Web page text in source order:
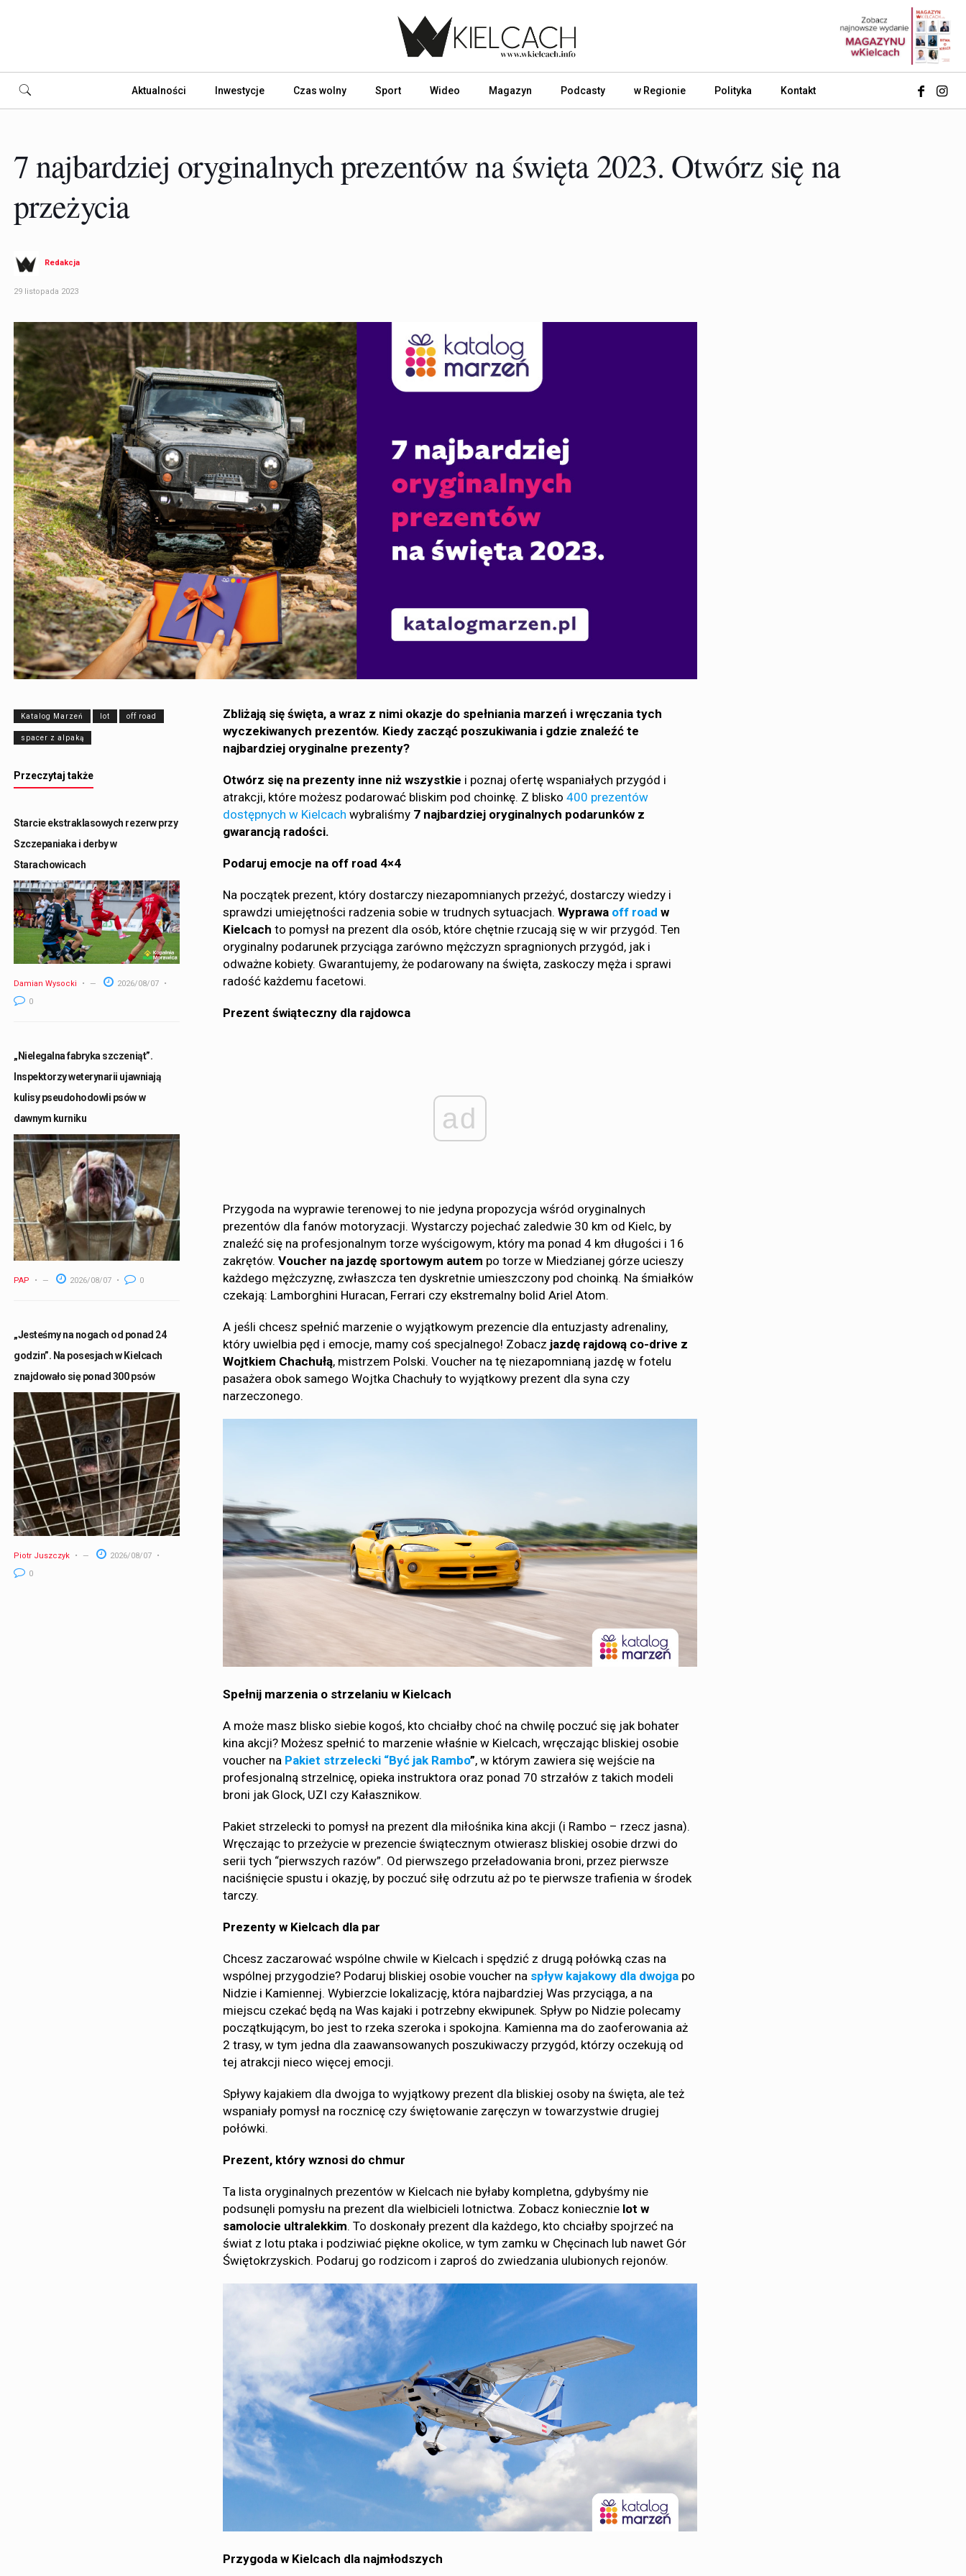
Aktualności Inwestycje Czas wolny Sport Wideo Magazyn Podcasty w Regionie Polityka Kontakt
7 najbardziej oryginalnych prezentów na święta 2023. Otwórz się na
przeżycia
Redakcja
29 listopada 2023
Katalog Marzeń lot off road
spacer z alpaką
Przeczytaj także
Starcie ekstraklasowych rezerw przy
Szczepaniaka i derby w
Starachowicach
Damian Wysocki
2026/08/07
0
„Nielegalna fabryka szczeniąt”.
Inspektorzy weterynarii ujawniają
kulisy pseudohodowli psów w
dawnym kurniku
PAP 2026/08/07 0
„Jesteśmy na nogach od ponad 24
godzin”. Na posesjach w Kielcach
znajdowało się ponad 300 psów
Piotr Juszczyk
2026/08/07
0
Zbliżają się święta, a wraz z nimi okazje do spełniania marzeń i wręczania tych
wyczekiwanych prezentów. Kiedy zacząć poszukiwania i gdzie znaleźć te
najbardziej oryginalne prezenty?
Otwórz się na prezenty inne niż wszystkie i poznaj ofertę wspaniałych przygód i
atrakcji, które możesz podarować bliskim pod choinkę. Z blisko400 prezentów
dostępnych w Kielcach wybraliśmy 7 najbardziej oryginalnych podarunków z
gwarancją radości.
Podaruj emocje na off road 4×4
Na początek prezent, który dostarczy niezapomnianych przeżyć, dostarczy wiedzy i
sprawdzi umiejętności radzenia sobie w trudnych sytuacjach.Wyprawa off road w
Kielcach to pomysł na prezent dla osób, które chętnie rzucają się w wir przygód. Ten
oryginalny podarunek przyciąga zarówno mężczyzn spragnionych przygód, jak i
odważne kobiety. Gwarantujemy, że podarowany na święta, zaskoczy męża i sprawi
radość każdemu facetowi.
Prezent świąteczny dla rajdowca
ad
Przygoda na wyprawie terenowej to nie jedyna propozycja wśród oryginalnych
prezentów dla fanów motoryzacji. Wystarczy pojechać zaledwie 30 km od Kielc, by
znaleźć się na profesjonalnym torze wyścigowym, który ma ponad 4 km długości i 16
zakrętów. Voucher na jazdę sportowym autem po torze w Miedzianej górze ucieszy
każdego mężczyznę, zwłaszcza ten dyskretnie umieszczony pod choinką. Na śmiałków
czekają: Lamborghini Huracan, Ferrari czy ekstremalny bolid Ariel Atom.
A jeśli chcesz spełnić marzenie o wyjątkowym prezencie dla entuzjasty adrenaliny,
który uwielbia pęd i emocje, mamy coś specjalnego! Zobacz jazdę rajdową co-drive z
Wojtkiem Chachułą, mistrzem Polski. Voucher na tę niezapomnianą jazdę w fotelu
pasażera obok samego Wojtka Chachuły to wyjątkowy prezent dla syna czy
narzeczonego.
Spełnij marzenia o strzelaniu w Kielcach
A może masz blisko siebie kogoś, kto chciałby choć na chwilę poczuć się jak bohater
kina akcji? Możesz spełnić to marzenie właśnie w Kielcach, wręczając bliskiej osobie
voucher na Pakiet strzelecki “Być jak Rambo”, w którym zawiera się wejście na
profesjonalną strzelnicę, opieka instruktora oraz ponad 70 strzałów z takich modeli
broni jak Glock, UZI czy Kałasznikow.
Pakiet strzelecki to pomysł na prezent dla miłośnika kina akcji (i Rambo – rzecz jasna).
Wręczając to przeżycie w prezencie świątecznym otwierasz bliskiej osobie drzwi do
serii tych “pierwszych razów”. Od pierwszego przeładowania broni, przez pierwsze
naciśnięcie spustu i okazję, by poczuć siłę odrzutu aż po te pierwsze trafienia w środek
tarczy.
Prezenty w Kielcach dla par
Chcesz zaczarować wspólne chwile w Kielcach i spędzić z drugą połówką czas na
wspólnej przygodzie? Podaruj bliskiej osobie voucher na spływ kajakowy dla dwojga po
Nidzie i Kamiennej. Wybierzcie lokalizację, która najbardziej Was przyciąga, a na
miejscu czekać będą na Was kajaki i potrzebny ekwipunek. Spływ po Nidzie polecamy
początkującym, bo jest to rzeka szeroka i spokojna. Kamienna ma do zaoferowania aż
2 trasy, w tym jedna dla zaawansowanych poszukiwaczy przygód, którzy oczekują od
tej atrakcji nieco więcej emocji.
Spływy kajakiem dla dwojga to wyjątkowy prezent dla bliskiej osoby na święta, ale też
wspaniały pomysł na rocznicę czy świętowanie zaręczyn w towarzystwie drugiej
połówki.
Prezent, który wznosi do chmur
Ta lista oryginalnych prezentów w Kielcach nie byłaby kompletna, gdybyśmy nie
podsunęli pomysłu na prezent dla wielbicieli lotnictwa. Zobacz koniecznie lot w
samolocie ultralekkim. To doskonały prezent dla każdego, kto chciałby spojrzeć na
świat z lotu ptaka i podziwiać piękne okolice, w tym zamku w Chęcinach lub nawet Gór
Świętokrzyskich. Podaruj go rodzicom i zaproś do zwiedzania ulubionych rejonów.
Przygoda w Kielcach dla najmłodszych